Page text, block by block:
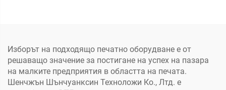
Изборът на подходящо печатно оборудване е от
решаващо значение за постигане на успех на пазара
на малките предприятия в областта на печата.
Шенчжън Шънчуанксин Техноложи Ко., Лтд. е